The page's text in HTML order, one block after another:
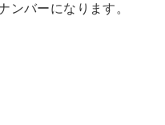
バーになります。